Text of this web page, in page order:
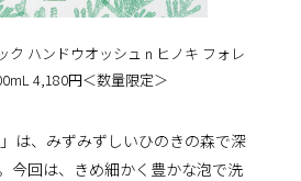
ク ハンドウオッシュ n ヒノキ フォレ
4,180円＜数量限定＞
」は、みずみずしいひのきの森で深
今回は、きめ細かく豊かな泡で洗